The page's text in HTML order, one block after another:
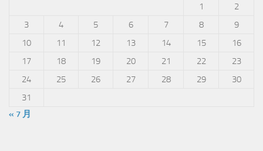
1
2
3
4 5 6 7 8
9
10
11 12 13 14 15
16
17
18 19 20 21 22
23
24
25 26 27 28 29
30
31
« 7 月